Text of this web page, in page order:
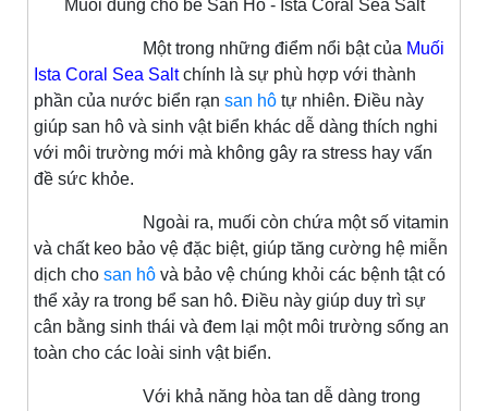
Muối dùng cho bể San Hô - Ista Coral Sea Salt
Một trong những điểm nổi bật của Muối
Ista Coral Sea Saltchính là sự phù hợp với thành
phần của nước biển rạn san hô tự nhiên. Điều này
giúp san hô và sinh vật biển khác dễ dàng thích nghi
với môi trường mới mà không gây ra stress hay vấn
đề sức khỏe.
Ngoài ra, muối còn chứa một số vitamin
và chất keo bảo vệ đặc biệt, giúp tăng cường hệ miễn
dịch cho san hô và bảo vệ chúng khỏi các bệnh tật có
thể xảy ra trong bể san hô. Điều này giúp duy trì sự
cân bằng sinh thái và đem lại một môi trường sống an
toàn cho các loài sinh vật biển.
Với khả năng hòa tan dễ dàng trong